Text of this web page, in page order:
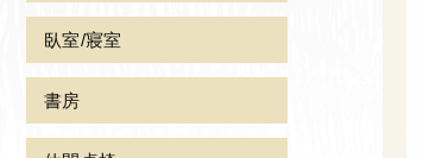
臥室/寢室
書房